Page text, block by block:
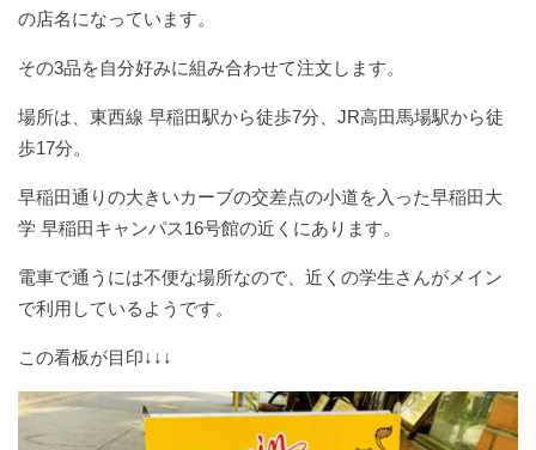
の店名になっています。
その3品を自分好みに組み合わせて注文します。
場所は、東西線 早稲田駅から徒歩7分、JR高田馬場駅から徒
歩17分。
早稲田通りの大きいカーブの交差点の小道を入った早稲田大
学 早稲田キャンパス16号館の近くにあります。
電車で通うには不便な場所なので、近くの学生さんがメイン
で利用しているようです。
この看板が目印↓↓↓